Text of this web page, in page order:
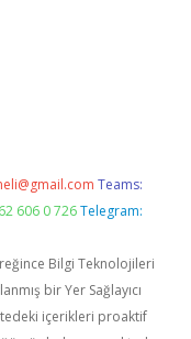
Teams:
606 0 726 Telegram:
Bilgi Teknolojileri
bir Yer Sağlayıcı
içerikleri proaktif